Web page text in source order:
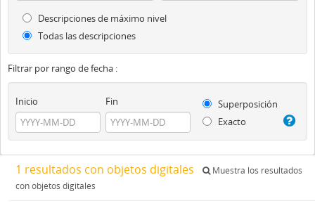
Descripciones de máximo nivel
Todas las descripciones
Filtrar por rango de fecha :
Inicio Fin
Superposición
Exacto
1 resultados con objetos digitales
Muestra los resultados
con objetos digitales